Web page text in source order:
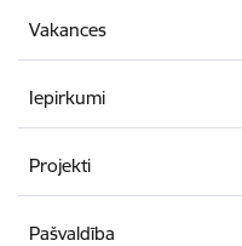
Vakances
Iepirkumi
Projekti
Pašvaldība